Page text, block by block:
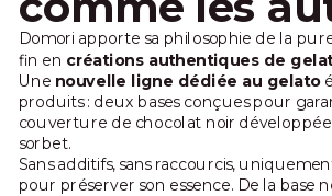
Domori apporte sa philosophie de la
fin en créations authentiques de
Une nouvelle ligne dédiée au gelato
produits : deux bases conçues pour
couverture de chocolat noir
sorbet.
Sans additifs, sans raccourcis,
pour préserver son essence. De la base